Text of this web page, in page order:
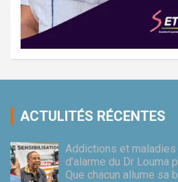
ACTULITÉS RÉCENTES
Addictions et
d’alarme du Dr Louma
Que chacun allume sa